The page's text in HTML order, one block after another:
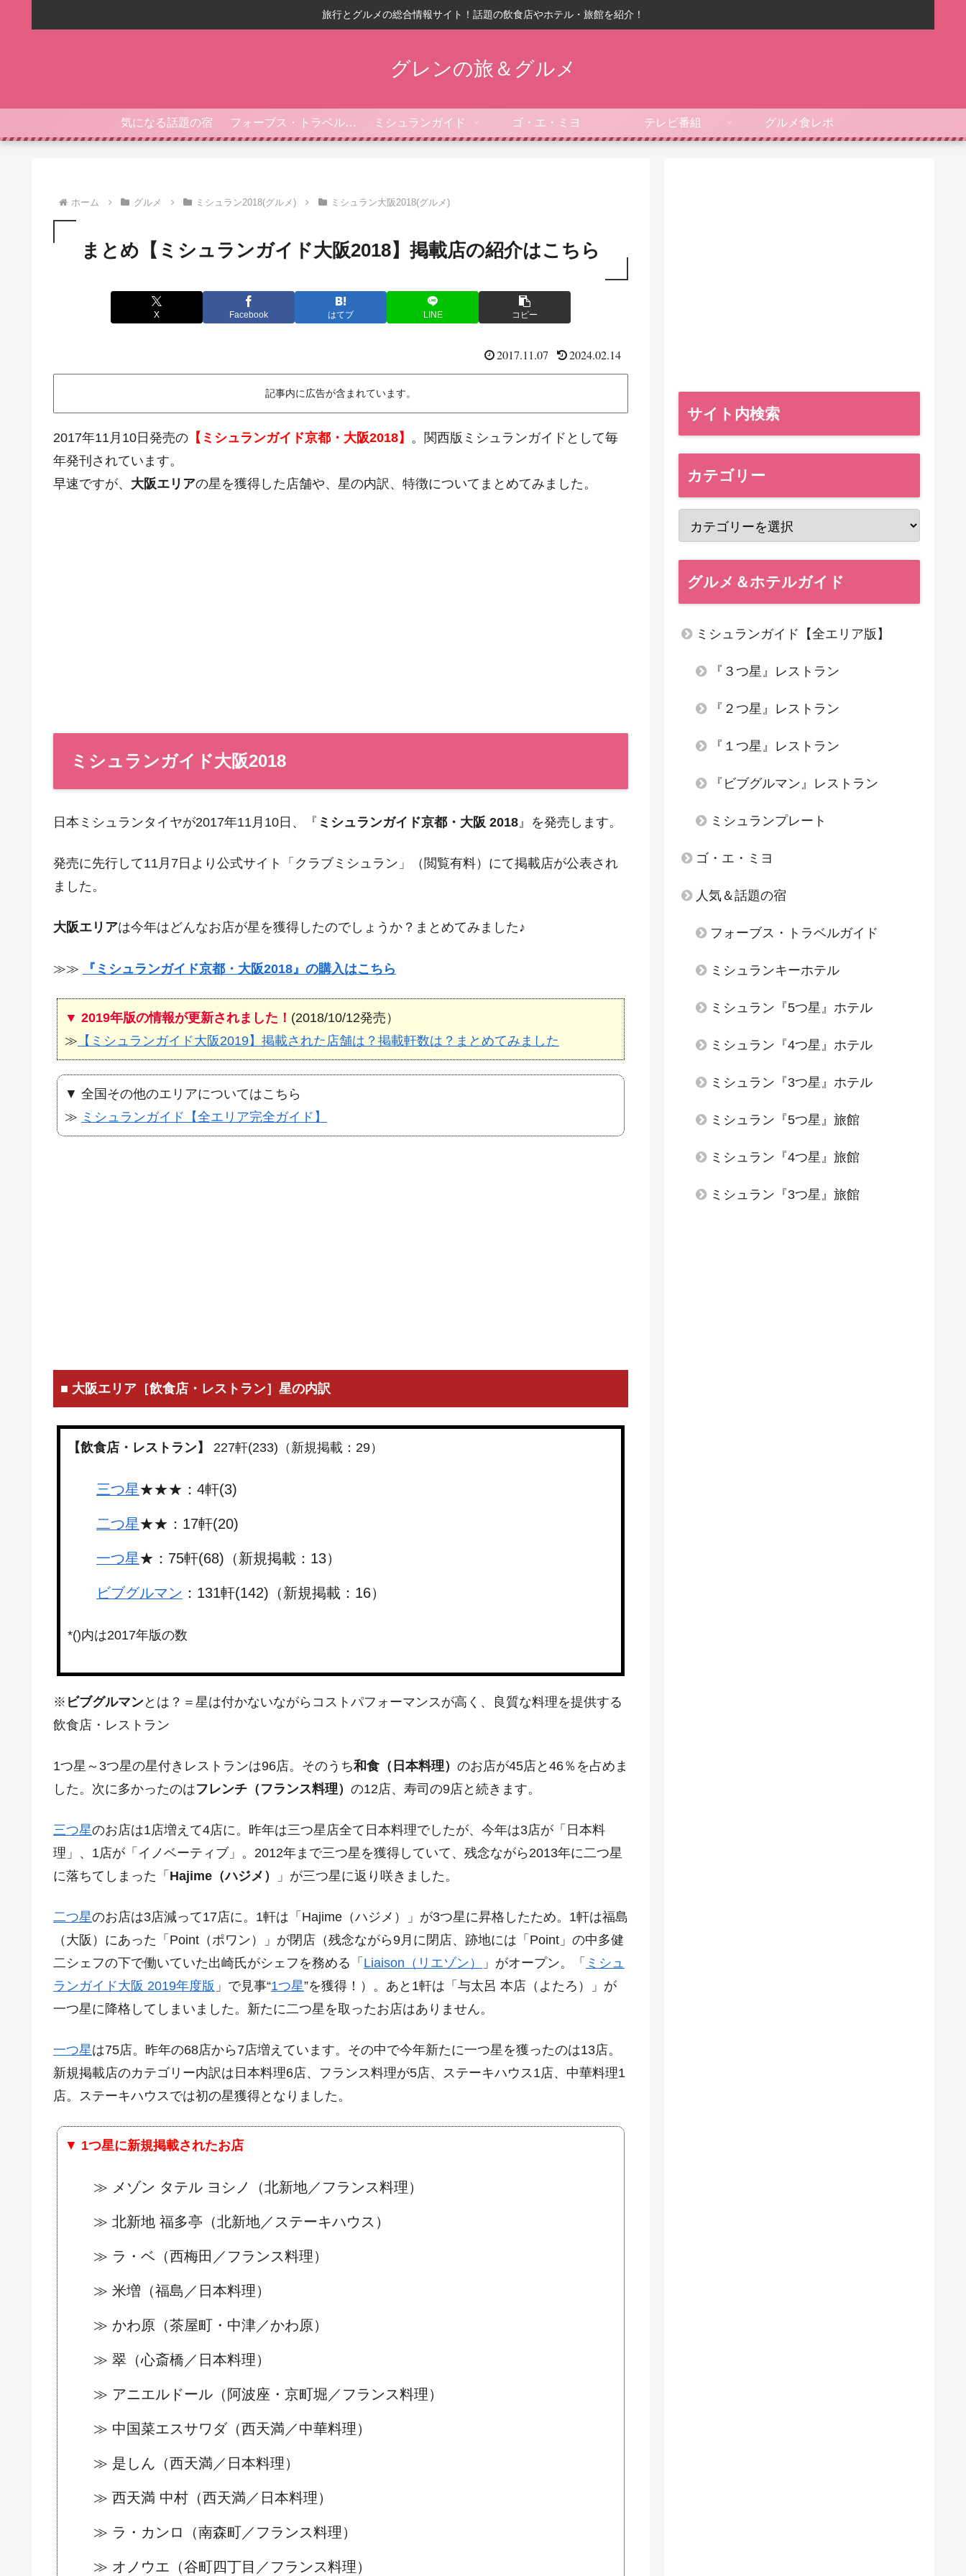
旅行とグルメの総合情報サイト！話題の飲食店やホテル・旅館を紹介！
グレンの旅＆グルメ
気になる話題の宿 フォーブス・トラベルガイド ミシュランガイド ゴ・エ・ミヨ テレビ番組 グルメ食レポ
ホーム グルメ ミシュラン2018(グルメ) ミシュラン大阪2018(グルメ)
まとめ【ミシュランガイド大阪2018】掲載店の紹介はこちら
X Facebook はてブ LINE コピー
2017.11.07 2024.02.14
記事内に広告が含まれています。
2017年11月10日発売の 【ミシュランガイド京都・大阪2018】 。関西版ミシュランガイドとして毎
年発刊されています。
早速ですが、 大阪エリアの星を獲得した店舗や、星の内訳、特徴についてまとめてみました。
ミシュランガイド大阪2018
日本ミシュランタイヤが2017年11月10日、『 ミシュランガイド京都・大阪 2018 』を発売します。
発売に先行して11月7日より公式サイト「クラブミシュラン」（閲覧有料）にて掲載店が公表され
ました。
大阪エリアは今年はどんなお店が星を獲得したのでしょうか？まとめてみました♪
≫≫ 『ミシュランガイド京都・大阪2018』の購入はこちら
▼ 2019年版の情報が更新されました！ (2018/10/12発売）
≫ 【ミシュランガイド大阪2019】掲載された店舗は？掲載軒数は？まとめてみました
▼ 全国その他のエリアについてはこちら
≫ ミシュランガイド【全エリア完全ガイド】
■ 大阪エリア［飲食店・レストラン］星の内訳
【飲食店・レストラン】 227軒(233)（新規掲載：29）
三つ星★★★：4軒(3)
二つ星★★：17軒(20)
一つ星★：75軒(68)（新規掲載：13）
ビブグルマン ：131軒(142)（新規掲載：16）
*()内は2017年版の数
※ ビブグルマンとは？＝星は付かないながらコストパフォーマンスが高く、良質な料理を提供する
飲食店・レストラン
1つ星～3つ星の星付きレストランは96店。そのうち和食（日本料理） のお店が45店と46％を占めま
した。次に多かったのはフレンチ（フランス料理） の12店、寿司の9店と続きます。
三つ星のお店は1店増えて4店に。昨年は三つ星店全て日本料理でしたが、今年は3店が「日本料
理」、1店が「イノベーティブ」。2012年まで三つ星を獲得していて、残念ながら2013年に二つ星
に落ちてしまった「 Hajime（ハジメ） 」が三つ星に返り咲きました。
二つ星のお店は3店減って17店に。1軒は「Hajime（ハジメ）」が3つ星に昇格したため。1軒は福島
（大阪）にあった「Point（ポワン）」が閉店（残念ながら9月に閉店、跡地には「Point」の中多健
二シェフの下で働いていた出崎氏がシェフを務める「 Liaison（リエゾン） 」がオープン。「 ミシュ
ランガイド大阪 2019年度版 」で見事“1つ星”を獲得！）。あと1軒は「与太呂 本店（よたろ）」が
一つ星に降格してしまいました。新たに二つ星を取ったお店はありません。
一つ星は75店。昨年の68店から7店増えています。その中で今年新たに一つ星を獲ったのは13店。
新規掲載店のカテゴリー内訳は日本料理6店、フランス料理が5店、ステーキハウス1店、中華料理1
店。ステーキハウスでは初の星獲得となりました。
▼ 1つ星に新規掲載されたお店
≫ メゾン タテル ヨシノ（北新地／フランス料理）
≫ 北新地 福多亭（北新地／ステーキハウス）
≫ ラ・ベ（西梅田／フランス料理）
≫ 米増（福島／日本料理）
≫ かわ原（茶屋町・中津／かわ原）
≫ 翠（心斎橋／日本料理）
≫ アニエルドール（阿波座・京町堀／フランス料理）
≫ 中国菜エスサワダ（西天満／中華料理）
≫ 是しん（西天満／日本料理）
≫ 西天満 中村（西天満／日本料理）
≫ ラ・カンロ（南森町／フランス料理）
≫ オノウエ（谷町四丁目／フランス料理）
サイト内検索
カテゴリー
グルメ＆ホテルガイド
ミシュランガイド【全エリア版】
『３つ星』レストラン
『２つ星』レストラン
『１つ星』レストラン
『ビブグルマン』レストラン
ミシュランプレート
ゴ・エ・ミヨ
人気＆話題の宿
フォーブス・トラベルガイド
ミシュランキーホテル
ミシュラン『5つ星』ホテル
ミシュラン『4つ星』ホテル
ミシュラン『3つ星』ホテル
ミシュラン『5つ星』旅館
ミシュラン『4つ星』旅館
ミシュラン『3つ星』旅館